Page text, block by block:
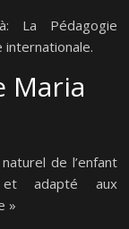
La Pédagogie
internationale.
Maria
de l’enfant
et adapté aux
»